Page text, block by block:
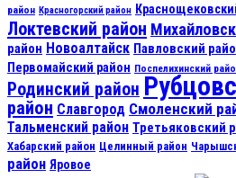
район Красногорский район
Локтевский район
район Новоалтайск Павловский
Первомайский район Поспелихинский
Родинский район
район Славгород Смоленский
Тальменский район Третьяковский
Хабарский район Целинный район
район Яровое